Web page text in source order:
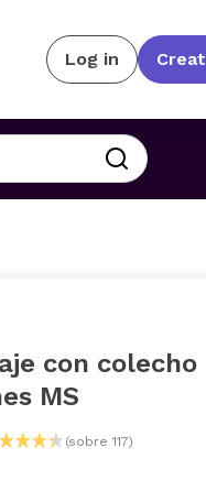
Log in
con colecho
MS
(sobre 117)